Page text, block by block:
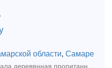
области, Самаре